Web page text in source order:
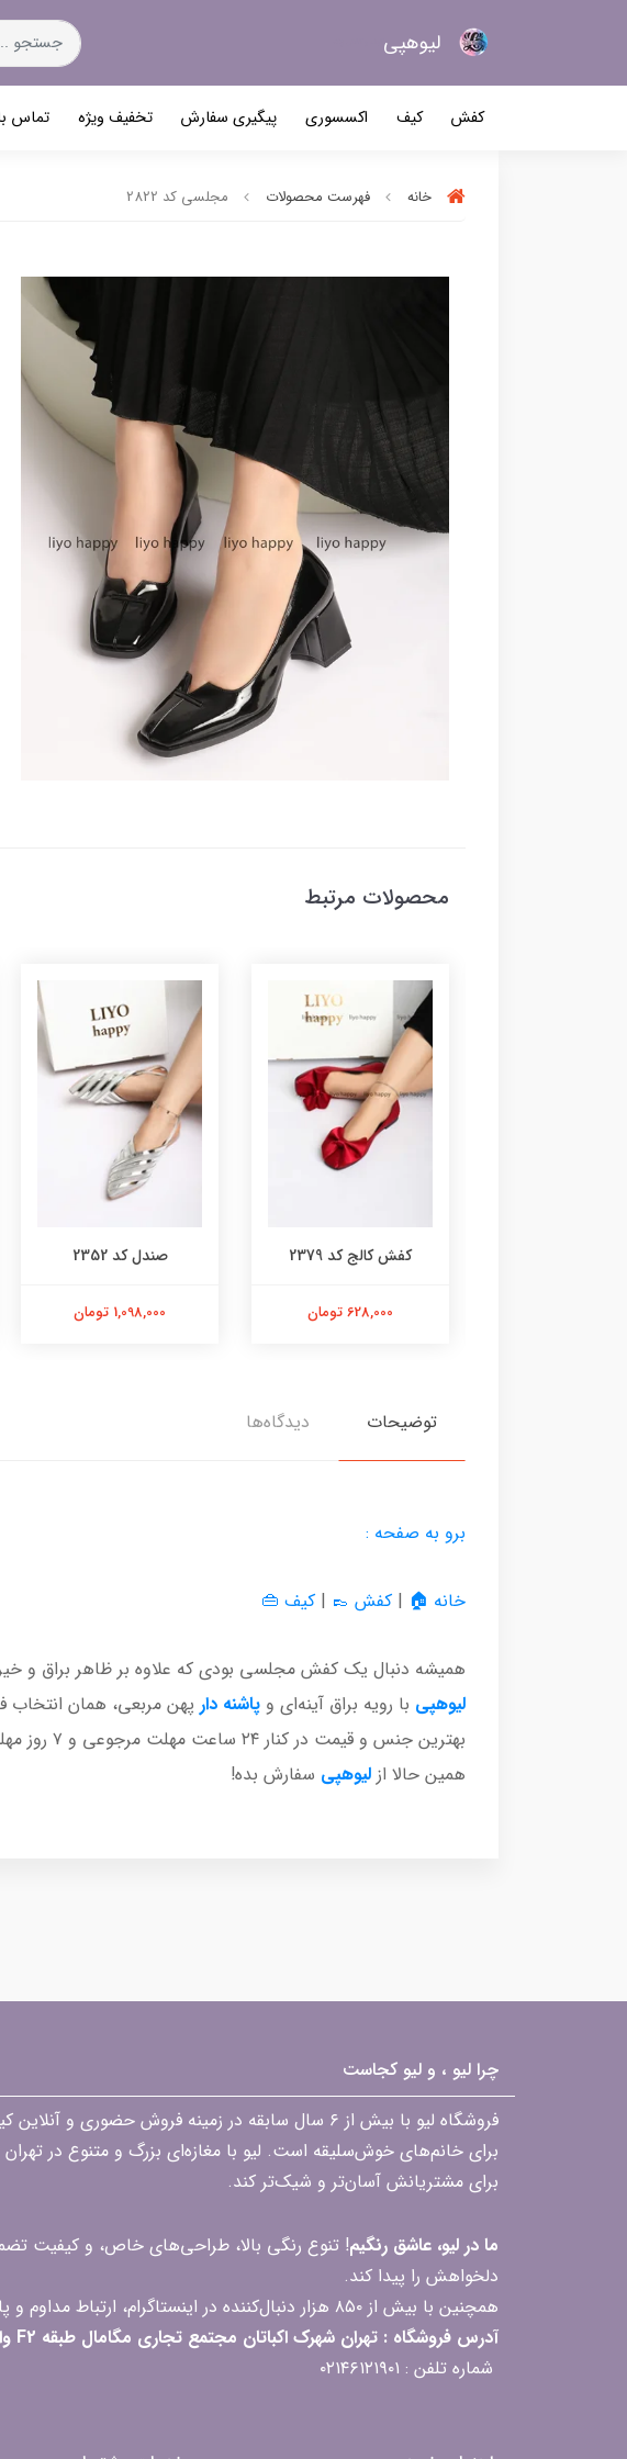
لیو‌هپی
کفش کیف اکسسوری پیگیری سفارش تخفیف ویژه تماس
خانه فهرست محصولات مجلسی کد 2822
محصولات مرتبط
کفش کالج کد 2379
628,000 تومان
صندل کد 2352
1,098,000 تومان
توضیحات دیدگاه‌ها
برو به صفحه :
خانه 🏠 | کفش 👞 | کیف 👜
همیشه دنبال یک کفش مجلسی بودی که علاوه بر ظاهر براق و
لیوهپی با رویه براق آینه‌ای و پاشنه دار پهن مربعی، همان
بهترین جنس و قیمت در کنار ۲۴ ساعت مهلت مرجوعی و ۷ روز مهلت تعویض، کیفیت این محصول لوکس را تضمین کرده‌ایم. برای داشتن این کفش
همین حالا از لیوهپی سفارش بده!
چرا لیو ، و لیو کجاست
فروشگاه لیو با بیش از ۶ سال سابقه در زمینه فروش
برای خانم‌های خوش‌سلیقه است. لیو با مغازه‌ای بزرگ و متنوع در
برای مشتریانش آسان‌تر و شیک‌تر کند.
ما در لیو، عاشق رنگیم! تنوع رنگی بالا، طراحی‌های خاص، و کیفیت
دلخواهش را پیدا کند.
همچنین با بیش از ۸۵۰ هزار دنبال‌کننده در اینستاگرام، ارتباط مداوم و پاسخ‌گویی به سؤالات و بازخوردهای شما را یکی از افتخارات‌مان می‌دانیم
آدرس فروشگاه : تهران شهرک اکباتان مجتمع تجاری مگامال طبقه F2 واحد 237-239 ( فروشگاه لیو هپی)
شماره تلفن : ۰۲۱۴۶۱۲۱۹۰۱